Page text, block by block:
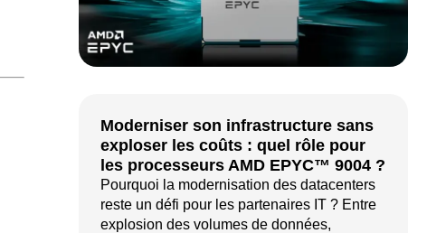
Moderniser son infrastructure sans
exploser les coûts : quel rôle pour
les processeurs AMD EPYC™ 9004 ?
Pourquoi la modernisation des datacenters
reste un défi pour les partenaires IT ? Entre
explosion des volumes de données,